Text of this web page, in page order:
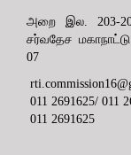
அறை இல. 203-
சர்வதேச
07
011 2691625/ 011
011 2691625